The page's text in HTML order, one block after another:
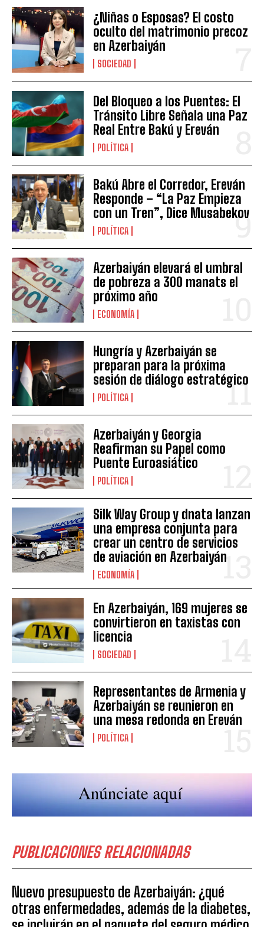
¿Niñas o Esposas? El costo
oculto del matrimonio precoz
en Azerbaiyán
SOCIEDAD
Del Bloqueo a los Puentes: El
Tránsito Libre Señala una Paz
Real Entre Bakú y Ereván
POLÍTICA
Bakú Abre el Corredor, Ereván
Responde – “La Paz Empieza
con un Tren”, Dice Musabekov
POLÍTICA
Azerbaiyán elevará el umbral
de pobreza a 300 manats el
próximo año
ECONOMÍA
Hungría y Azerbaiyán se
preparan para la próxima
sesión de diálogo estratégico
POLÍTICA
Azerbaiyán y Georgia
Reafirman su Papel como
Puente Euroasiático
POLÍTICA
Silk Way Group y dnata lanzan
una empresa conjunta para
crear un centro de servicios
de aviación en Azerbaiyán
ECONOMÍA
En Azerbaiyán, 169 mujeres se
convirtieron en taxistas con
licencia
SOCIEDAD
Representantes de Armenia y
Azerbaiyán se reunieron en
una mesa redonda en Ereván
POLÍTICA
PUBLICACIONES RELACIONADAS
Nuevo presupuesto de Azerbaiyán: ¿qué
otras enfermedades, además de la diabetes,